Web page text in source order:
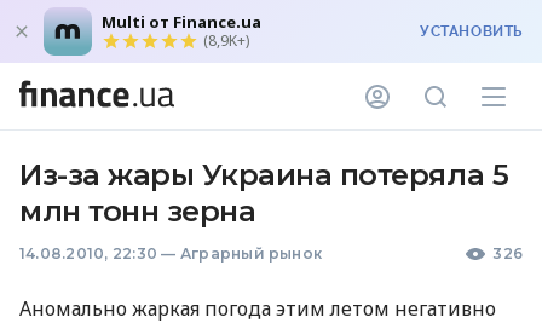
Multi от Finance.ua
(8,9K+) УСТАНОВИТЬ
Из-за жары Украина потеряла 5
млн тонн зерна
14.08.2010, 22:30 — Аграрный рынок 326
Аномально жаркая погода этим летом негативно